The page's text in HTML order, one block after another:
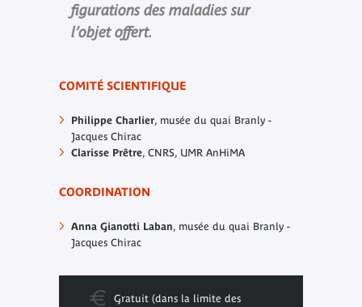
figurations des maladies sur
l’objet offert.
COMITÉ SCIENTIFIQUE
Philippe Charlier, musée du quai Branly -
Jacques Chirac
Clarisse Prêtre, CNRS, UMR AnHiMA
COORDINATION
Anna Gianotti Laban, musée du quai Branly -
Jacques Chirac
Gratuit (dans la limite des